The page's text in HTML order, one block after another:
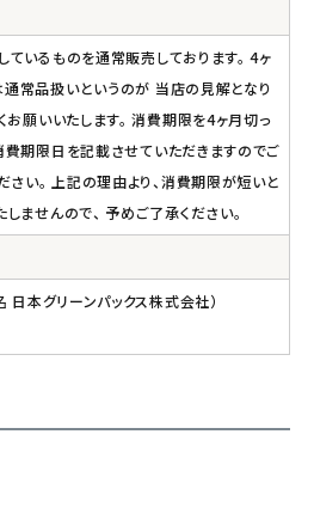
いるものを通常販売しております。 4ヶ
常品扱いというのが 当店の見解となり
お願いいたします。 消費期限を4ヶ月切っ
期限日を記載させていただきますのでご
さい。 上記の理由より、消費期限が短いと
ませんので、 予めご了承ください。
日本グリーンパックス株式会社）